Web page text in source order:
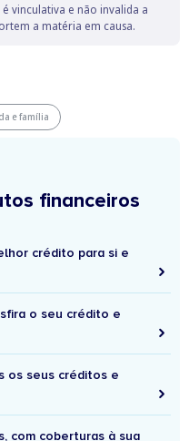
vinculativa e não invalida a
a matéria em causa.
e família
financeiros
crédito para si e
o seu crédito e
os seus créditos e
com coberturas à sua